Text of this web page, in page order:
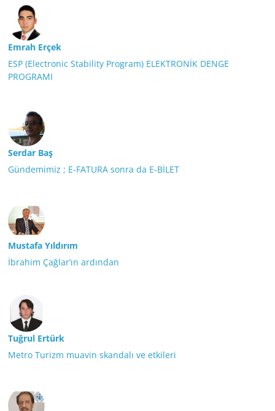
Emrah Erçek
ESP (Electronic Stability Program) ELEKTRONİK DENGE
PROGRAMI
Serdar Baş
Gündemimiz ; E-FATURA sonra da E-BİLET
Mustafa Yıldırım
İbrahim Çağlar’ın ardından
Tuğrul Ertürk
Metro Turizm muavin skandalı ve etkileri